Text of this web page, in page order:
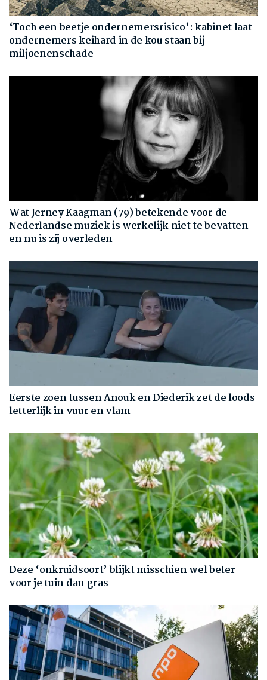
‘Toch een beetje ondernemersrisico’: kabinet laat
ondernemers keihard in de kou staan bij
miljoenenschade
Wat Jerney Kaagman (79) betekende voor de
Nederlandse muziek is werkelijk niet te bevatten
en nu is zij overleden
Eerste zoen tussen Anouk en Diederik zet de loods
letterlijk in vuur en vlam
Deze ‘onkruidsoort’ blijkt misschien wel beter
voor je tuin dan gras